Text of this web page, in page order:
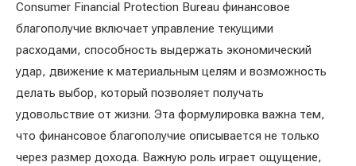
Consumer Financial Protection Bureau финансовое
благополучие включает управление текущими
расходами, способность выдержать экономический
удар, движение к материальным целям и возможность
делать выбор, который позволяет получать
удовольствие от жизни. Эта формулировка важна тем,
что финансовое благополучие описывается не только
через размер дохода. Важную роль играет ощущение,